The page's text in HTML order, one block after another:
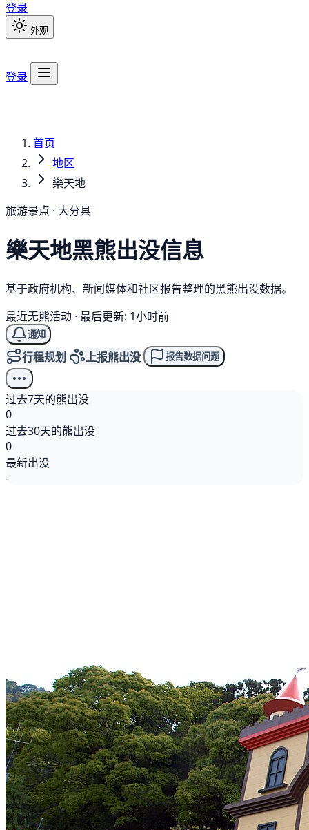
登录
外观
登录
首页
地区
樂天地
旅游景点 · 大分县
樂天地黑熊出没信息
基于政府机构、新闻媒体和社区报告整理的黑熊出没数据。
最近无熊活动 · 最后更新: 1小时前
通知
行程规划 上报熊出没 报告数据问题
过去7天的熊出没
0
过去30天的熊出没
0
最新出没
-